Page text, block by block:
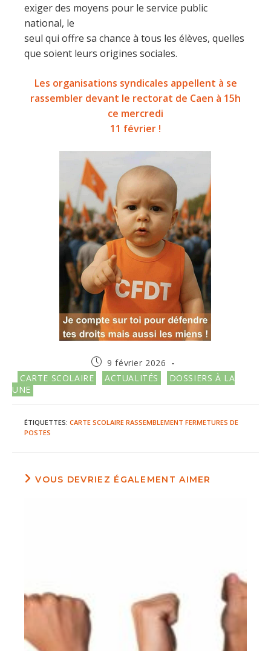
exiger des moyens pour le service public
national, le
seul qui offre sa chance à tous les élèves, quelles
que soient leurs origines sociales.
Les organisations syndicales appellent à se
rassembler devant le rectorat de Caen à 15h
ce mercredi
11 février !
Publication
publiée :
9 février 2026
Post
category:
CARTE SCOLAIRE ACTUALITÉS
DOSSIERS À LA
UNE
ÉTIQUETTES: CARTE SCOLAIRE RASSEMBLEMENT FERMETURES DE
POSTES
VOUS DEVRIEZ ÉGALEMENT AIMER